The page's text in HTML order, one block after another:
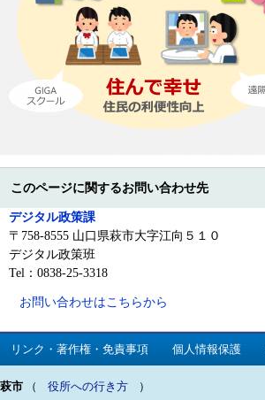
このページに関するお問い合わせ先
デジタル政策課
〒758-8555 山口県萩市大字江向５１０
デジタル政策班
Tel：0838-25-3318
お問い合わせはこちらから
リンク・著作権・免責事項 個人情報保護
萩市 （ 役所への行き方 ）